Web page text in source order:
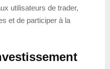
utilisateurs de trader,
et de participer à la